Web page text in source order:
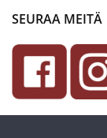
Tilaamalla
Kaikille
paikkansa
jonka saat
mukana.
SEURAA MEITÄ